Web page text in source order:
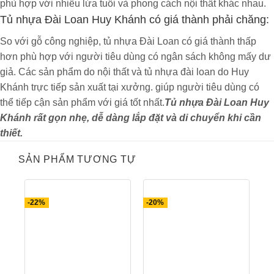
Tủ giày Nhựa thông minh Cao Cấp Ecoplast (Màu
gỗ óc chó phối trắng ) – TM322
Tủ giày thông minh nhựa cao cấp ecoplastcó
thức khá giống với chất liệu gỗ công nghiệp. Bề
mặt sáng, bóng tạo sắc thái sang trọng, hiện đại
để giày, 1 ngăn kéo và 1 tủ phụ. Có thể thấy rằng,
phù hợp với nhiều lứa tuổi và phong cách nội thất khác nhau.
Tủ nhựa Đài Loan Huy Khánh có giá thành phải chăng:
So với gỗ công nghiệp, tủ nhựa Đài Loan có giá thành thấp
hơn phù hợp với người tiêu dùng có ngân sách không mấy dư
giả. Các sản phẩm do nội thất và tủ nhựa đài loan do Huy
Khánh trực tiếp sản xuất tại xưởng. giúp người tiêu dùng có
thể tiếp cận sản phẩm với giá tốt nhất.Tủ nhựa Đài Loan Huy
Khánh rất gọn nhẹ, dễ dàng lắp đặt và di chuyển khi cần
thiết.
SẢN PHẨM TƯƠNG TỰ
-22% -20%